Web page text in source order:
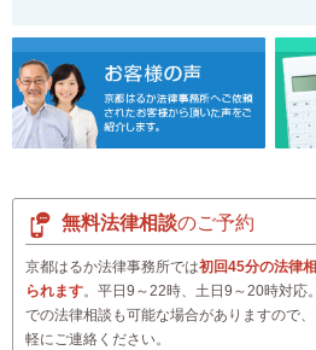
無料法律相談のご予約
京都はるか法律事務所では初回45分の法律
られます。平日9～22時、土日9～20時対応
での法律相談も可能な場合がありますので
軽にご連絡ください。